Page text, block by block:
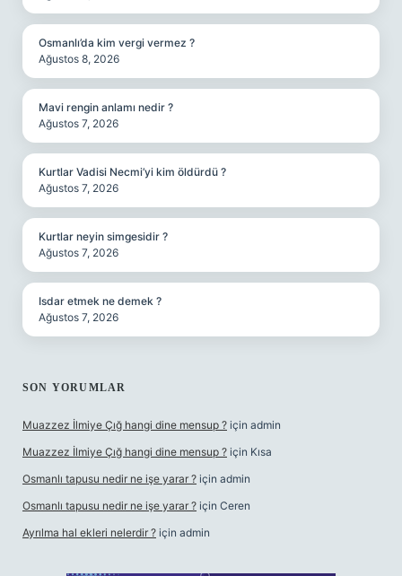
Osmanlı’da kim vergi vermez ?
Ağustos 8, 2026
Mavi rengin anlamı nedir ?
Ağustos 7, 2026
Kurtlar Vadisi Necmi’yi kim öldürdü ?
Ağustos 7, 2026
Kurtlar neyin simgesidir ?
Ağustos 7, 2026
Isdar etmek ne demek ?
Ağustos 7, 2026
SON YORUMLAR
Muazzez İlmiye Çığ hangi dine mensup ? için admin
Muazzez İlmiye Çığ hangi dine mensup ? için Kısa
Osmanlı tapusu nedir ne işe yarar ? için admin
Osmanlı tapusu nedir ne işe yarar ? için Ceren
Ayrılma hal ekleri nelerdir ? için admin